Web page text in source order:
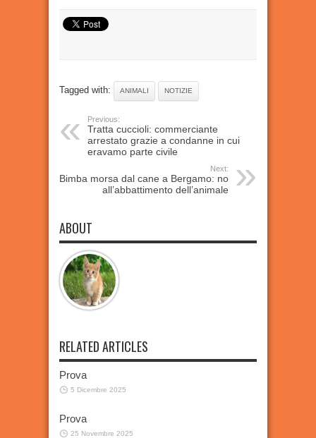
Tagged with: ANIMALI NOTIZIE
Previous:
Tratta cuccioli: commerciante
arrestato grazie a condanne in cui
eravamo parte civile
Next:
Bimba morsa dal cane a Bergamo: no
all’abbattimento dell’animale
ABOUT
RELATED ARTICLES
Prova
5 Dicembre 2025
Prova
25 Novembre 2025